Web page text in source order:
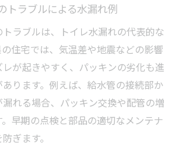
トラブルによる水漏れ例
ラブルは、トイレ水漏れの代表的な
住宅では、気温差や地震などの影響
が起きやすく、パッキンの劣化も進
ります。例えば、給水管の接続部か
れる場合、パッキン交換や配管の増
早期の点検と部品の適切なメンテナ
ぎます。